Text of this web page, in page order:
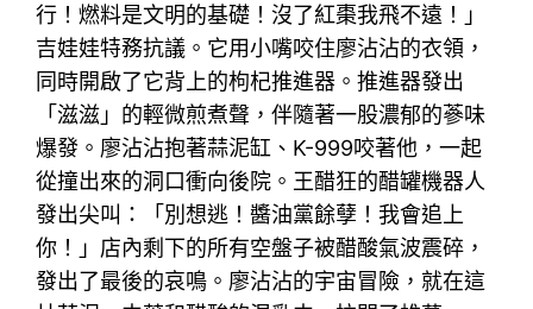
行！燃料是文明的基礎！沒了紅棗我飛不遠！」
吉娃娃特務抗議。它用小嘴咬住廖沾沾的衣領，
同時開啟了它背上的枸杞推進器。推進器發出
「滋滋」的輕微煎煮聲，伴隨著一股濃郁的蔘味
爆發。廖沾沾抱著蒜泥缸、K-999咬著他，一起
從撞出來的洞口衝向後院。王醋狂的醋罐機器人
發出尖叫：「別想逃！醬油黨餘孽！我會追上
你！」店內剩下的所有空盤子被醋酸氣波震碎，
發出了最後的哀鳴。廖沾沾的宇宙冒險，就在這